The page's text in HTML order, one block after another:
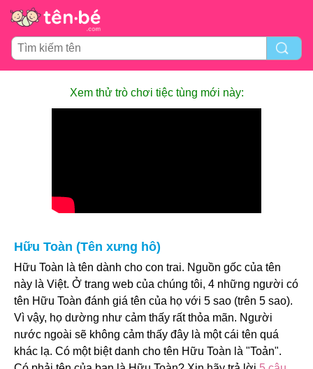
Xem thử trò chơi tiệc tùng mới này:
Hữu Toàn (Tên xưng hô)
Hữu Toàn là tên dành cho con trai. Nguồn gốc của tên
này là Việt. Ở trang web của chúng tôi, 4 những người có
tên Hữu Toàn đánh giá tên của họ với 5 sao (trên 5 sao).
Vì vậy, họ dường như cảm thấy rất thỏa mãn. Người
nước ngoài sẽ không cảm thấy đây là một cái tên quá
khác lạ. Có một biệt danh cho tên Hữu Toàn là "Toản".